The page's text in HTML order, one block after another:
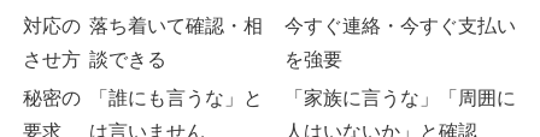
対応の
させ方
落ち着いて確認・相
談できる
今すぐ連絡・今すぐ支払い
を強要
秘密の
要求
「誰にも言うな」と
は言いません
「家族に言うな」「周囲に
人はいないか」と確認